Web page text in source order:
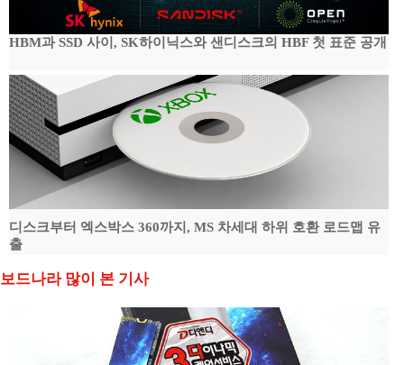
HBM과 SSD 사이, SK하이닉스와 샌디스크의 HBF 첫 표준 공개
디스크부터 엑스박스 360까지, MS 차세대 하위 호환 로드맵 유
출
보드나라 많이 본 기사